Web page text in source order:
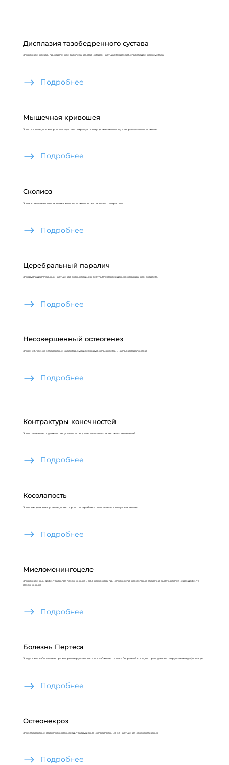
Подробнее
Дисплазия тазобедренного сустава
Это врожденное или приобретенное заболевание, при котором нарушается развитие тазобедренного сустава
Подробнее
Мышечная кривошея
Это состояние, при котором мышцы шеи сокращаются и удерживают голову в неправильном положении
Подробнее
Сколиоз
Это искривление позвоночника, которое может прогрессировать с возрастом
Подробнее
Церебральный паралич
Это группа двигательных нарушений, возникающих в результате повреждения мозга в раннем возрасте.
Подробнее
Несовершенный остеогенез
Это генетическое заболевание, характеризующееся хрупкостью костей и частыми переломами
Подробнее
Контрактуры конечностей
Это ограничение подвижности суставов вследствие мышечных или кожных изменений
Подробнее
Косолапость
Это врожденное нарушение, при котором стопа ребенка поворачивается внутрь или вниз
Подробнее
Миеломенингоцеле
Это врожденный дефект развития позвоночника и спинного мозга, при котором спинномозговые оболочки выпячиваются через дефект в
позвоночнике
Подробнее
Болезнь Пертеса
Это детское заболевание, при котором нарушается кровоснабжение головки бедренной кости, что приводит к ее разрушению и деформации
Подробнее
Остеонекроз
Это заболевание, при котором происходит разрушение костной ткани из-за нарушения кровоснабжения